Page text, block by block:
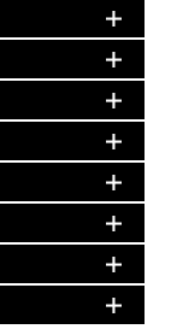
別価格
除く)
)